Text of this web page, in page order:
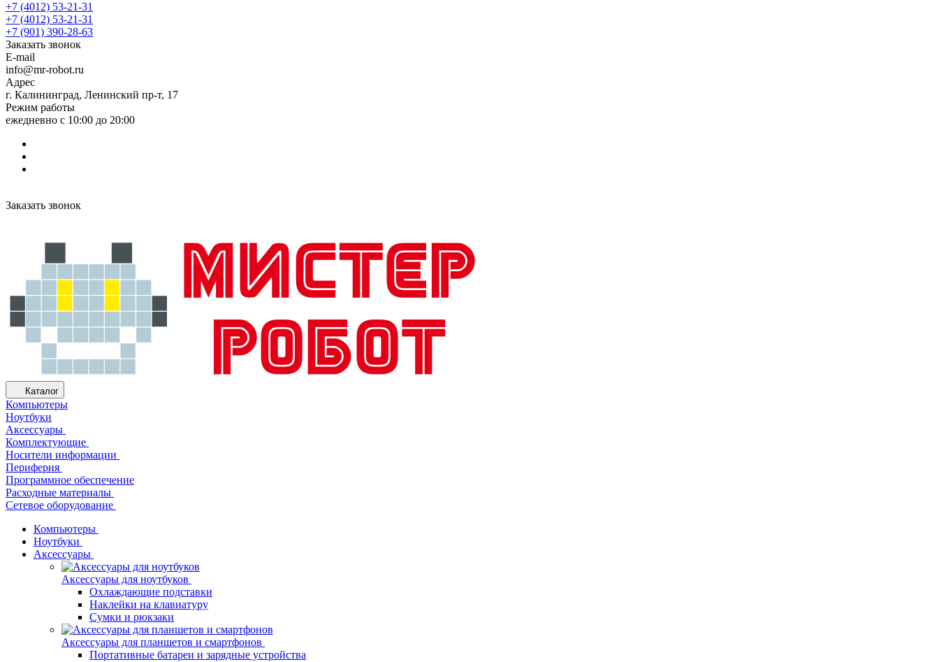
+7 (4012) 53-21-31
+7 (4012) 53-21-31
+7 (901) 390-28-63
Заказать звонок
E-mail
info@mr-robot.ru
Адрес
г. Калининград, Ленинский пр-т, 17
Режим работы
ежедневно с 10:00 до 20:00
Заказать звонок
Каталог
Компьютеры
Ноутбуки
Аксессуары
Комплектующие
Носители информации
Периферия
Программное обеспечение
Расходные материалы
Сетевое оборудование
Компьютеры
Ноутбуки
Аксессуары
Аксессуары для ноутбуков
Охлаждающие подставки
Наклейки на клавиатуру
Сумки и рюкзаки
Аксессуары для планшетов и смартфонов
Портативные батареи и зарядные устройства